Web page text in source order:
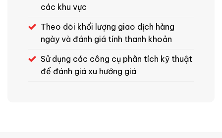
các khu vực
Theo dõi khối lượng giao dịch hàng
ngày và đánh giá tính thanh khoản
Sử dụng các công cụ phân tích kỹ thuật
để đánh giá xu hướng giá